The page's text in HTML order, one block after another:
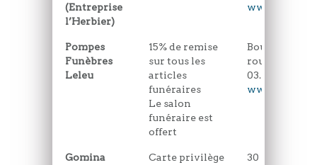
(Entreprise
l’Herbier)
Pompes
Funèbres
Leleu
15% de remise
sur tous les
articles
funéraires
Le salon
funéraire est
offert
Boulevard du
route de
03.21.84.76.22
www.pf-
Gomina
Carte privilège
30 place du